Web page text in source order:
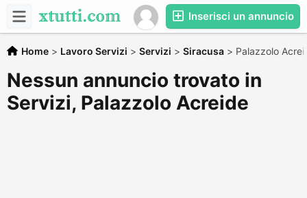
Inserisci un annuncio
Home > Lavoro Servizi > Servizi > Siracusa > Palazzolo
Nessun annuncio trovato in
Servizi, Palazzolo Acreide